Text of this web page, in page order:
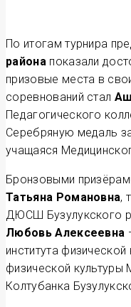
По итогам турнира
района показали
призовые места в
соревнований стал
Педагогического
Серебряную медаль
учащаяся
Бронзовыми
Татьяна Романовна,
ДЮСШ Бузулукского
Любовь Алексеевна
института
физической
Колтубанка